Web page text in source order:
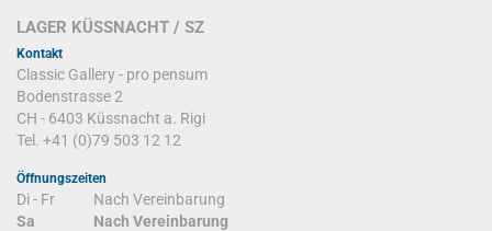
LAGER KÜSSNACHT / SZ
Kontakt
Classic Gallery - pro pensum
Bodenstrasse 2
CH - 6403 Küssnacht a. Rigi
Tel. +41 (0)79 503 12 12
Öffnungszeiten
Di - Fr
Nach Vereinbarung
Sa
Nach Vereinbarung